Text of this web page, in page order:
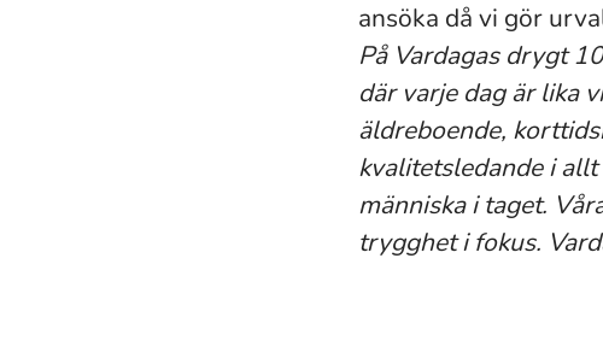
ansöka då vi gör
På Vardagas drygt
där varje dag är lika
äldreboende,
kvalitetsledande i
människa i taget.
trygghet i fokus.